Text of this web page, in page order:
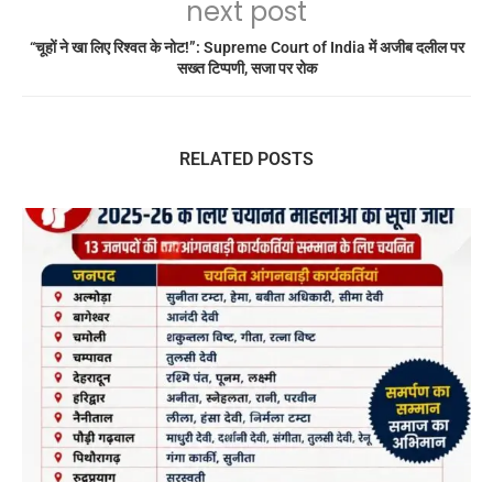
next post
“चूहों ने खा लिए रिश्वत के नोट!”: Supreme Court of India में अजीब दलील पर
सख्त टिप्पणी, सजा पर रोक
RELATED POSTS